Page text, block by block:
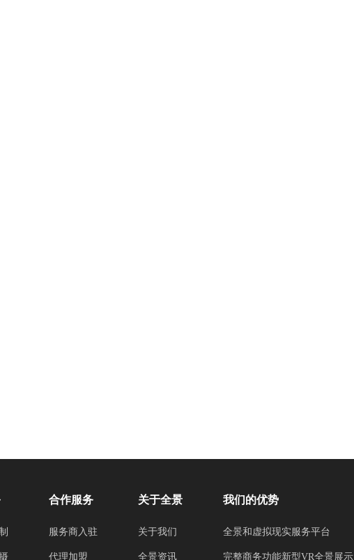
合作服务
服务商入驻
代理加盟
关于全景
关于我们
全景资讯
我们的优势
全景和虚拟现实服务平台
完整商务功能新型VR全景展示